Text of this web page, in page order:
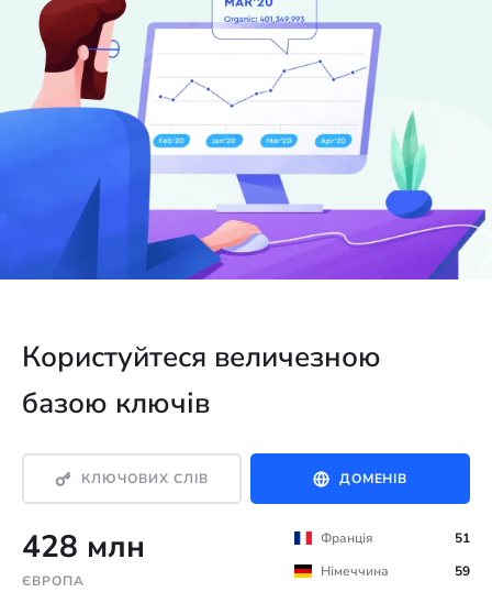
Користуйтеся величезною
базою ключів
КЛЮЧОВИХ СЛІВ ДОМЕНІВ
428 млн
ЄВРОПА
Франція
51
Німеччина
59